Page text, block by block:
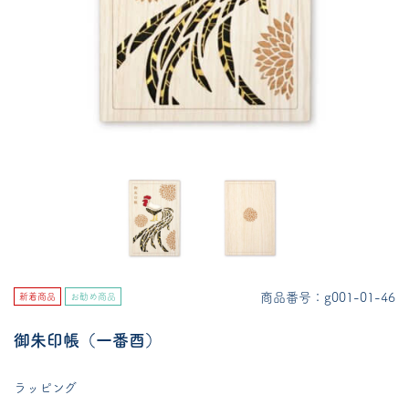
新着商品 お勧め商品 商品番号：g001-01-46
御朱印帳（一番酉）
ラッピング